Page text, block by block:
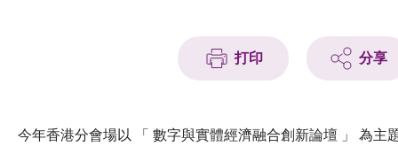
會籍
打印 分享
今年香港分會場以 「 數字與實體經濟融合創新論壇 」 為主